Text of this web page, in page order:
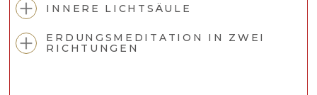
INNERE LICHTSÄULE
ERDUNGSMEDITATION IN ZWEI
RICHTUNGEN